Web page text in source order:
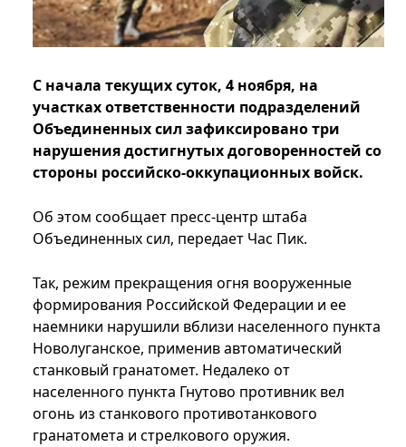
С начала текущих суток, 4 ноября, на
участках ответственности подразделений
Объединенных сил зафиксировано три
нарушения достигнутых договоренностей со
стороны российско-оккупационных войск.
Об этом сообщает пресс-центр штаба
Объединенных сил, передает Час Пик.
Так, режим прекращения огня вооруженные
формирования Российской Федерации и ее
наемники нарушили вблизи населенного пункта
Новолуганское, применив автоматический
станковый гранатомет. Недалеко от
населенного пункта Гнутово противник вел
огонь из станкового противотанкового
гранатомета и стрелкового оружия.